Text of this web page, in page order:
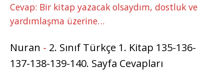
Cevap: Bir kitap yazacak olsaydım, dostluk ve
yardımlaşma üzerine…
Nuran - 2. Sınıf Türkçe 1. Kitap 135-136-
137-138-139-140. Sayfa Cevapları